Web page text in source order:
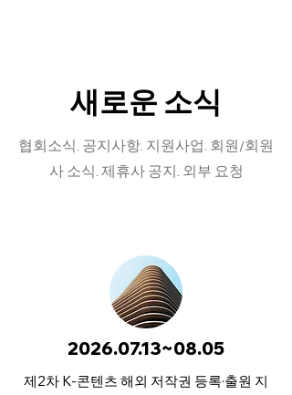
새로운 소식
협회소식. 공지사항. 지원사업. 회원/회원
사 소식. 제휴사 공지. 외부 요청
2026.07.13~08.05
제2차 K-콘텐츠 해외 저작권 등록·출원 지